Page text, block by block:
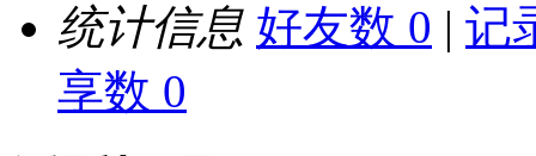
统计信息 好友数 0 | 记
享数 0